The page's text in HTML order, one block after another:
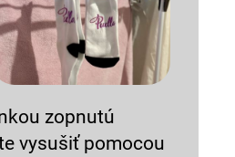
zopnutú
vysušiť pomocou